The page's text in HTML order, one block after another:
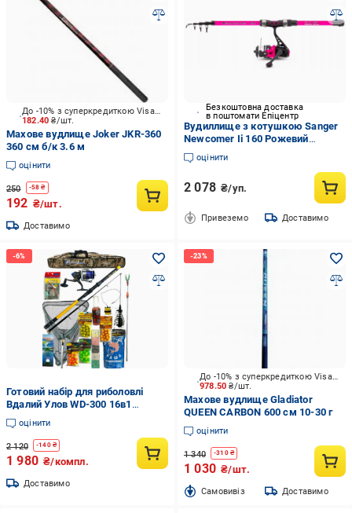
182.40₴/шт.
До -10% з суперкредиткою Visa Вигода
Махове вудлище Joker JKR-360
360 см б/к 3.6 м
оцінити
250 -58 ₴
192 ₴/шт.
Доставимо
Безкоштовна доставка
в поштомати Епіцентр
Вудиллище з котушкою Sanger
Newcomer Ii 160 Рожевий
(2697573919)
оцінити
2 078 ₴/уп.
Привеземо Доставимо
Готовий набір для риболовлі
Вдалий Улов WD-300 16в1
(2316398299)
оцінити
2 120 -140₴
1 980 ₴/компл.
Доставимо
978.50₴/шт.
До -10% з суперкредиткою Visa Вигода
Махове вудлище Gladiator
QUEEN CARBON 600 см 10-30 г
оцінити
1 340 -310₴
1 030 ₴/шт.
Cамовивіз Доставимо